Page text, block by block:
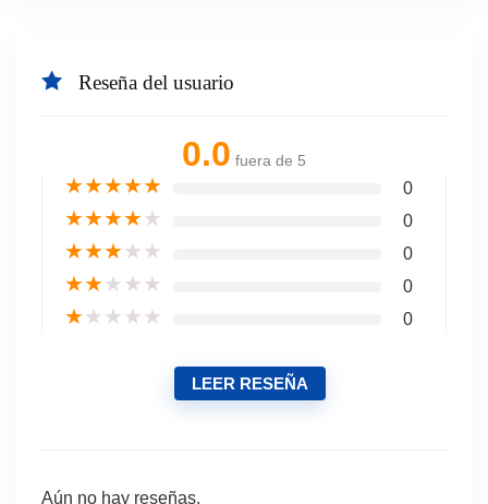
Reseña del usuario
0.0 fuera de 5
★★★★★ 0
★★★★★ 0
★★★★★ 0
★★★★★ 0
★★★★★ 0
LEER RESEÑA
Aún no hay reseñas.